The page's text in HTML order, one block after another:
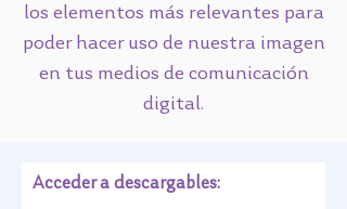
los elementos más relevantes para
poder hacer uso de nuestra imagen
en tus medios de comunicación
digital.
Acceder a descargables: